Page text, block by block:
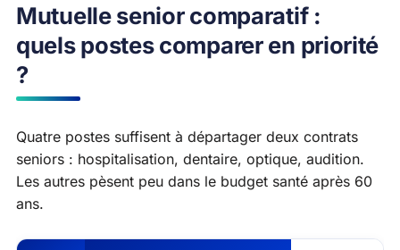
Mutuelle senior comparatif :
quels postes comparer en priorité
?
Quatre postes suffisent à départager deux contrats
seniors : hospitalisation, dentaire, optique, audition.
Les autres pèsent peu dans le budget santé après 60
ans.